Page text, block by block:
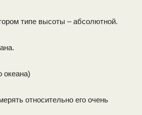
типе высоты – абсолютной.
океана)
относительно его очень